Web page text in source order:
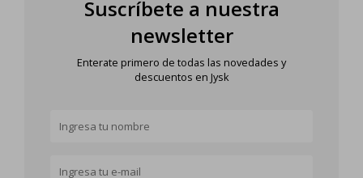
Suscríbete a nuestra
newsletter
Enterate primero de todas las novedades y
descuentos en Jysk